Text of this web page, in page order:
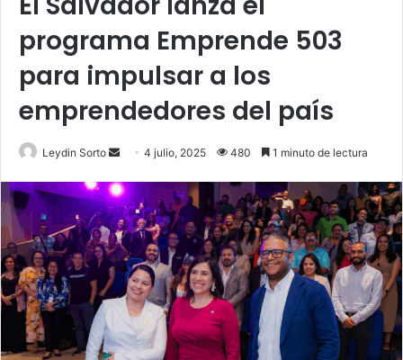
programa Emprende 503
para impulsar a los
emprendedores del país
Leydin Sorto
Send
email
4 julio, 2025 480 1 minuto de lectura